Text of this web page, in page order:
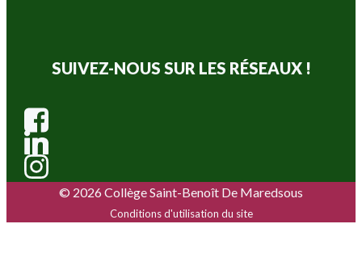
SUIVEZ-NOUS SUR LES RÉSEAUX !
© 2026 Collège Saint-Benoît De Maredsous
Conditions d'utilisation du site